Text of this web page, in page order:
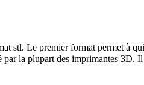
stl. Le premier format permet à
la plupart des imprimantes 3D.